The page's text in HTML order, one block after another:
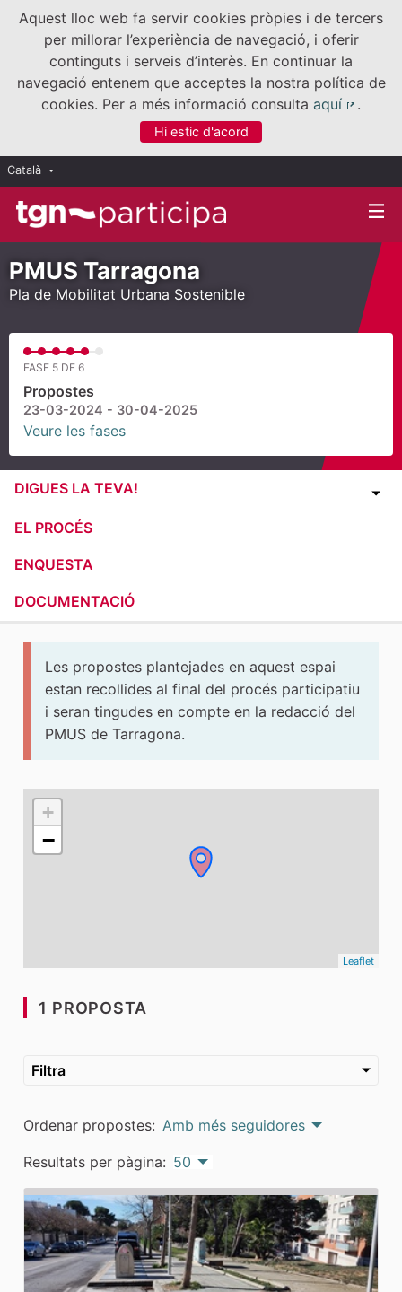
Aquest lloc web fa servir cookies pròpies i de tercers
per millorar l’experiència de navegació, i oferir
continguts i serveis d’interès. En continuar la
navegació entenem que acceptes la nostra política de
cookies. Per a més informació consulta aquí
.
Hi estic d'acord
Català Triar la llengua
PMUS Tarragona
Pla de Mobilitat Urbana Sostenible
FASE 5 DE 6
Propostes
23-03-2024 - 30-04-2025
Veure les fases
DIGUES LA TEVA!
EL PROCÉS
ENQUESTA
DOCUMENTACIÓ
Les propostes plantejades en aquest espai
estan recollides al final del procés participatiu
i seran tingudes en compte en la redacció del
PMUS de Tarragona.
El següent element és un mapa que presenta els
+
−
Leaflet
1 PROPOSTA
Filtra
Ordenar propostes: Amb més seguidores
Resultats per pàgina: 50